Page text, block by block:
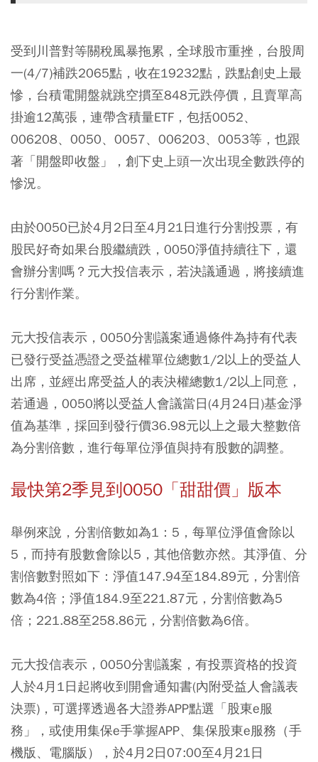
受到川普對等關稅風暴拖累，全球股市重挫，台股周
一(4/7)補跌2065點，收在19232點，跌點創史上最
慘，台積電開盤就跳空摜至848元跌停價，且賣單高
掛逾12萬張，連帶含積量ETF，包括0052、
006208、0050、0057、006203、0053等，也跟
著「開盤即收盤」，創下史上頭一次出現全數跌停的
慘況。
由於0050已於4月2日至4月21日進行分割投票，有
股民好奇如果台股繼續跌，0050淨值持續往下，還
會辦分割嗎？元大投信表示，若決議通過，將接續進
行分割作業。
元大投信表示，0050分割議案通過條件為持有代表
已發行受益憑證之受益權單位總數1/2以上的受益人
出席，並經出席受益人的表決權總數1/2以上同意，
若通過，0050將以受益人會議當日(4月24日)基金淨
值為基準，採回到發行價36.98元以上之最大整數倍
為分割倍數，進行每單位淨值與持有股數的調整。
最快第2季見到0050「甜甜價」版本
舉例來說，分割倍數如為1：5，每單位淨值會除以
5，而持有股數會除以5，其他倍數亦然。其淨值、分
割倍數對照如下：淨值147.94至184.89元，分割倍
數為4倍；淨值184.9至221.87元，分割倍數為5
倍；221.88至258.86元，分割倍數為6倍。
元大投信表示，0050分割議案，有投票資格的投資
人於4月1日起將收到開會通知書(內附受益人會議表
決票)，可選擇透過各大證券APP點選「股東e服
務」，或使用集保e手掌握APP、集保股東e服務（手
機版、電腦版），於4月2日07:00至4月21日